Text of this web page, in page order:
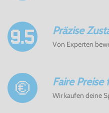
Präzise
Von Experten
Faire Preise
Wir kaufen deine